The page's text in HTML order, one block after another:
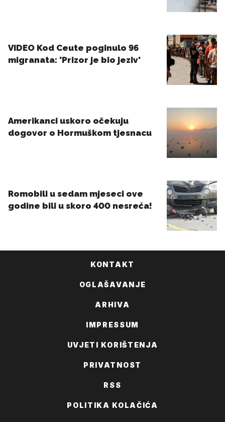
KONTAKT
OGLAŠAVANJE
ARHIVA
IMPRESSUM
UVJETI KORIŠTENJA
PRIVATNOST
RSS
POLITIKA KOLAČIĆA